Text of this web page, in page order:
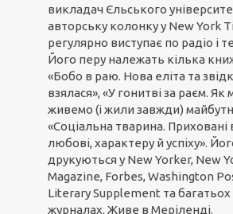
викладач Єльського
авторську колонку у New York
регулярно виступає по радіо і
Його перу належать кілька
«Бобо в раю. Нова еліта та
взялася», «У гонитві за раєм. Як
живемо (і жили завжди)
«Соціальна тварина. Приховані
любові, характеру й успіху».
друкуються у New Yorker, New
Magazine, Forbes, Washington
Literary Supplement та багатьох
журналах. Живе в Меріленді.